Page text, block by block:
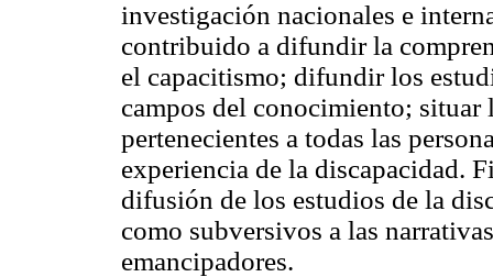
investigación nacionales e
contribuido a difundir la
el capacitismo; difundir los
campos del conocimiento; situar
pertenecientes a todas las
experiencia de la discapacidad.
difusión de los estudios de la
como subversivos a las
emancipadores.